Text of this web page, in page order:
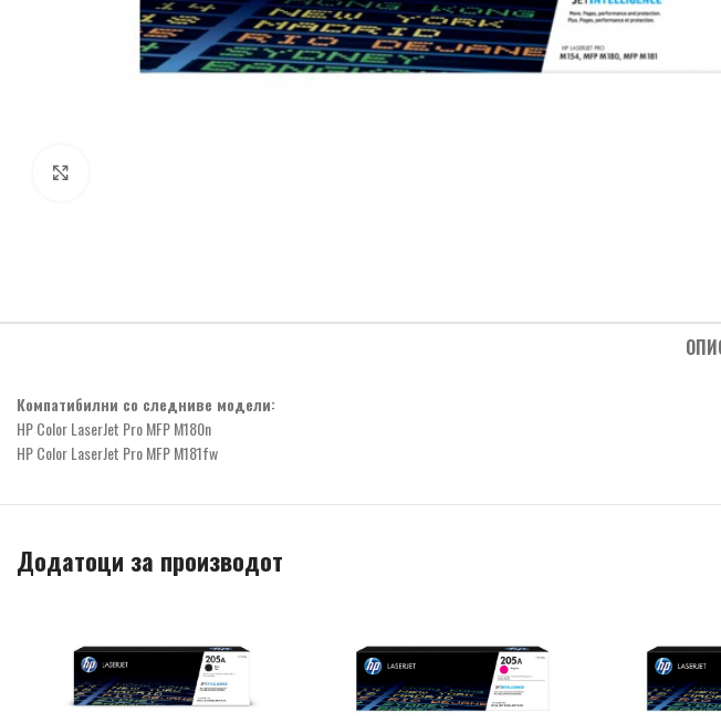
Компатибилни со следниве модели:
HP Color LaserJet Pro MFP M180n
HP Color LaserJet Pro MFP M181fw
Додатоци за производот